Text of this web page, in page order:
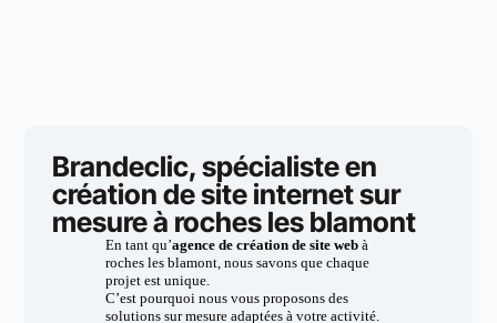
Brandeclic, spécialiste en
création de site internet sur
mesure à roches les blamont
En tant qu’agence de création de site webà
roches les blamont, nous savons que chaque
projet est unique.
C’est pourquoi nous vous proposons des
solutions sur mesure adaptées à votre activité.